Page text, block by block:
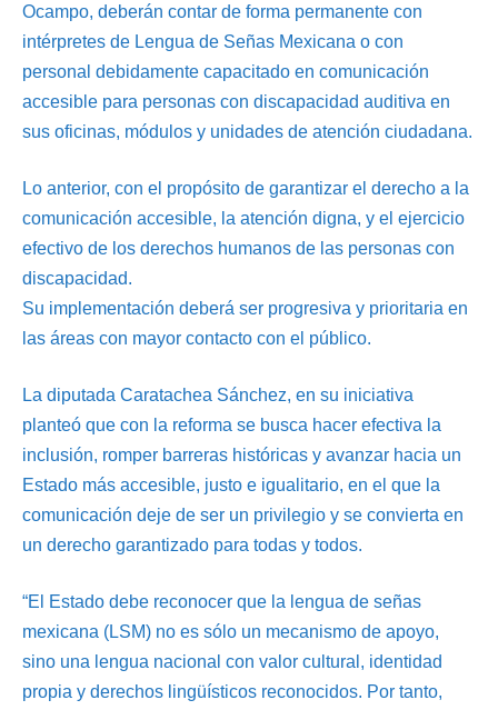
Ocampo, deberán contar de forma permanente con
intérpretes de Lengua de Señas Mexicana o con
personal debidamente capacitado en comunicación
accesible para personas con discapacidad auditiva en
sus oficinas, módulos y unidades de atención ciudadana.
Lo anterior, con el propósito de garantizar el derecho a la
comunicación accesible, la atención digna, y el ejercicio
efectivo de los derechos humanos de las personas con
discapacidad.
Su implementación deberá ser progresiva y prioritaria en
las áreas con mayor contacto con el público.
La diputada Caratachea Sánchez, en su iniciativa
planteó que con la reforma se busca hacer efectiva la
inclusión, romper barreras históricas y avanzar hacia un
Estado más accesible, justo e igualitario, en el que la
comunicación deje de ser un privilegio y se convierta en
un derecho garantizado para todas y todos.
“El Estado debe reconocer que la lengua de señas
mexicana (LSM) no es sólo un mecanismo de apoyo,
sino una lengua nacional con valor cultural, identidad
propia y derechos lingüísticos reconocidos. Por tanto,